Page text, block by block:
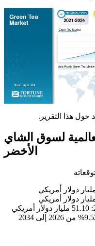
هذا التقرير.
لسوق الشاي
الأخضر